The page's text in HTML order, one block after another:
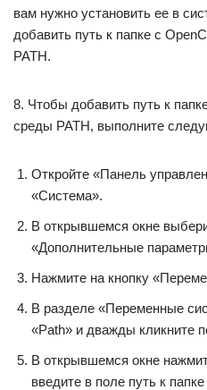
вам нужно установить ее в
добавить путь к папке с
PATH.
8. Чтобы добавить путь к
среды PATH, выполните
Откройте «Панель
«Система».
В открывшемся окне
«Дополнительные
Нажмите на кнопку
В разделе «Переменные
«Path» и дважды кликните
В открывшемся окне
введите в поле путь к